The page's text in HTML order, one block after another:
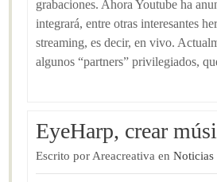
grabaciones. Ahora Youtube ha
integrará, entre otras interesantes
streaming, es decir, en vivo.
algunos “partners” privilegiados,
EyeHarp, crear
Escrito por Areacreativa en Noticias